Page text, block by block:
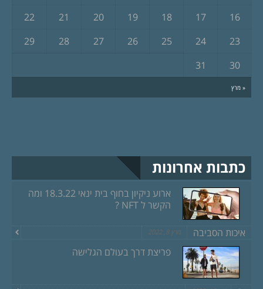
« מרץ
16
17
18
19
20
21
22
23
24
25
26
27
28
29
30
31
כתבות אחרונות
ארוע ניקיון בחוף בית ינאי 18.3.22 ומה
הקשר ל NFT ?
איכות הסביבה מרץ 8, 2022
פריצת דרך בעולם הגלישה